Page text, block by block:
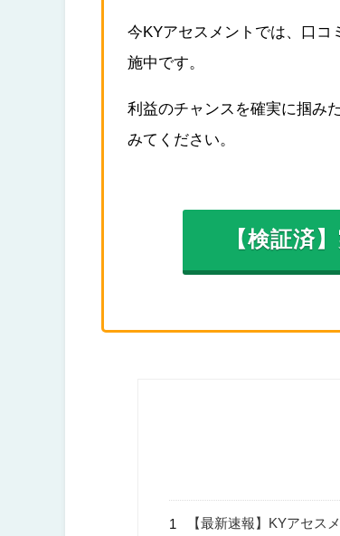
今KYアセスメントでは、口コ
施中です。
利益のチャンスを確実に掴み
みてください。
【検証済
【最新速報】KYアセス